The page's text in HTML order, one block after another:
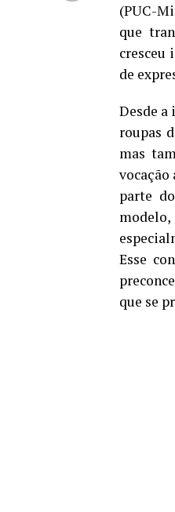
(PUC-
que
cresceu
de
Desde a
roupas
mas
parte
Esse
que se